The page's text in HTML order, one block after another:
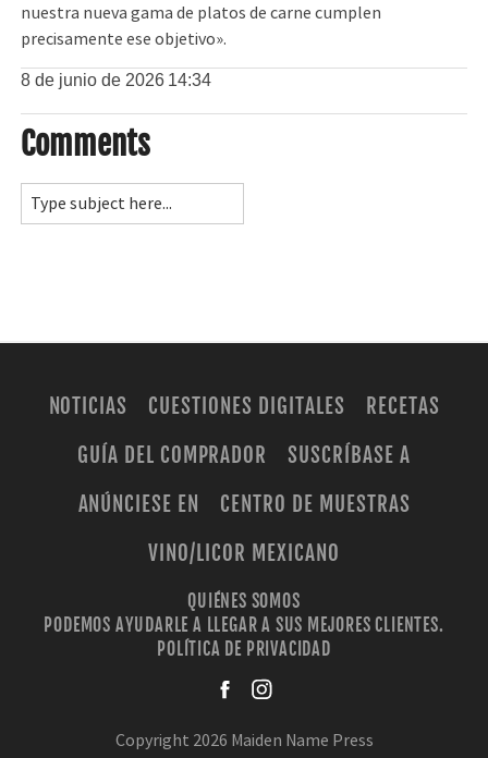
nuestra nueva gama de platos de carne cumplen
precisamente ese objetivo».
8 de junio de 2026 14:34
Comments
NOTICIAS CUESTIONES DIGITALES
RECETAS
GUÍA DEL COMPRADOR
SUSCRÍBASE A
ANÚNCIESE EN
CENTRO DE MUESTRAS
VINO/LICOR MEXICANO
QUIÉNES SOMOS
PODEMOS AYUDARLE A LLEGAR A SUS MEJORES CLIENTES.
POLÍTICA DE PRIVACIDAD
Copyright 2026 Maiden Name Press